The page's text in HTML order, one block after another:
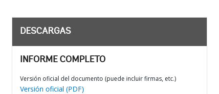
DESCARGAS
INFORME COMPLETO
Versión oficial del documento (puede incluir firmas, etc.)
Versión oficial (PDF)